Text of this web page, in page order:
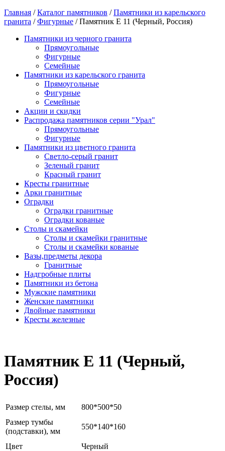
Главная /Каталог памятников /Памятники из карельского
гранита /Фигурные / Памятник Е 11 (Черный, Россия)
Памятники из черного гранита
Прямоугольные
Фигурные
Семейные
Памятники из карельского гранита
Прямоугольные
Фигурные
Семейные
Акции и скидки
Распродажа памятников серии "Урал"
Прямоугольные
Фигурные
Памятники из цветного гранита
Светло-серый гранит
Зеленый гранит
Красный гранит
Кресты гранитные
Арки гранитные
Оградки
Оградки гранитные
Оградки кованые
Столы и скамейки
Столы и скамейки гранитные
Столы и скамейки кованые
Вазы,предметы декора
Гранитные
Надгробные плиты
Памятники из бетона
Мужские памятники
Женские памятники
Двойные памятники
Кресты железные
Памятник Е 11 (Черный,
Россия)
Размер стелы, мм
800*500*50
Размер тумбы
(подставки), мм
550*140*160
Цвет Черный